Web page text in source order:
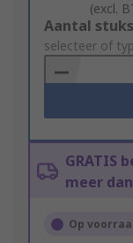
(excl.
Add
to
Basket
Aantal stuks
selecteer of
GRATIS
meer
Op